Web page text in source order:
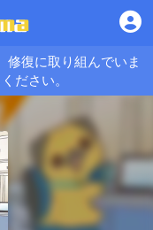
修復に取り組んでいま
ださい。